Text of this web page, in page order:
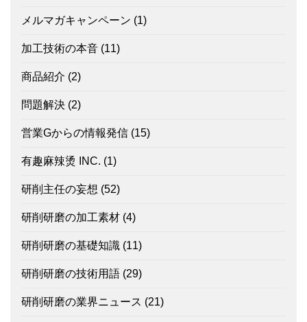
メルマガキャンペーン (1)
加工技術の本音 (11)
商品紹介 (2)
問題解決 (2)
営業Gからの情報発信 (15)
有趣麻辣烫 INC. (1)
研削主任の妄想 (52)
研削研磨の加工素材 (4)
研削研磨の基礎知識 (11)
研削研磨の技術用語 (29)
研削研磨の業界ニュース (21)